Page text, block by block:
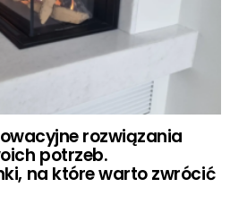
rozwiązania
potrzeb.
na które warto zwrócić